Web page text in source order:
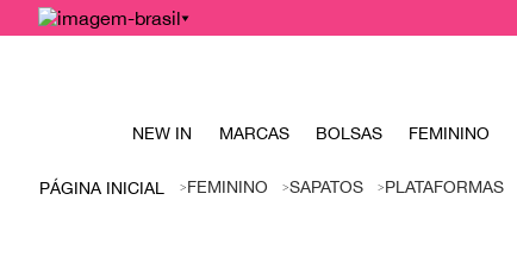
NEW IN MARCAS BOLSAS FEMININO
FEMININO SAPATOS PLATAFORMAS